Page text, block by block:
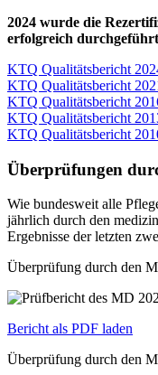
2024 wurde die
erfolgreich
KTQ Qualitätsbericht
KTQ Qualitätsbericht
KTQ Qualitätsbericht
KTQ Qualitätsbericht
KTQ Qualitätsbericht
Überprüfungen
Wie bundesweit alle
jährlich durch den
Ergebnisse der letzten
Überprüfung durch den
Bericht als PDF laden
Überprüfung durch den